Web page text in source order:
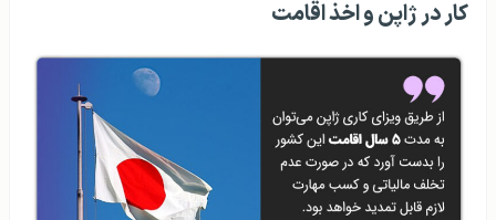
کار در ژاپن و اخذ اقامت